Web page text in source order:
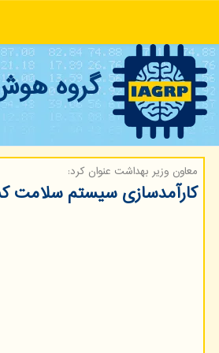
گروه
معاون وزیر بهداشت عنوان كرد:
کارآمدسازی سیستم سلامت